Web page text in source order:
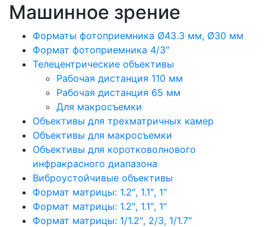
Машинное зрение
Форматы фотоприемника Ø43.3 мм, Ø30 мм
Формат фотоприемника 4/3″
Телецентрические объективы
Рабочая дистанция 110 мм
Рабочая дистанция 65 мм
Для макросъемки
Объективы для трехматричных камер
Объективы для макросъемки
Объективы для коротковолнового
инфракрасного диапазона
Виброустойчивые объективы
Формат матрицы: 1.2″, 1.1″, 1″
Формат матрицы: 1.2″, 1.1″, 1″
Формат матрицы: 1/1.2″, 2/3, 1/1.7″